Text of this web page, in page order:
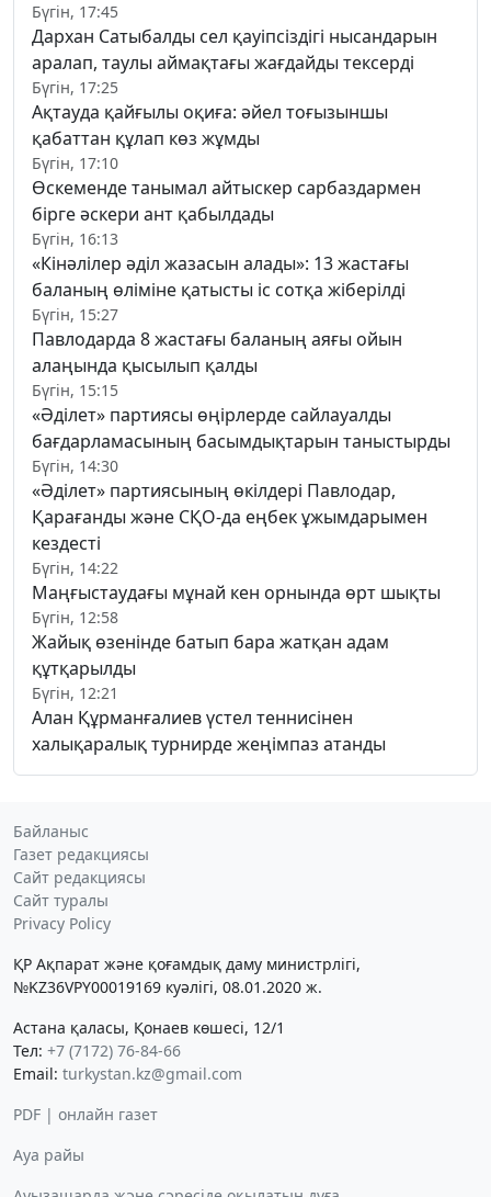
Бүгін, 17:45
Дархан Сатыбалды сел қауіпсіздігі нысандарын
аралап, таулы аймақтағы жағдайды тексерді
Бүгін, 17:25
Ақтауда қайғылы оқиға: әйел тоғызыншы
қабаттан құлап көз жұмды
Бүгін, 17:10
Өскеменде танымал айтыскер сарбаздармен
бірге әскери ант қабылдады
Бүгін, 16:13
«Кінәлілер әділ жазасын алады»: 13 жастағы
баланың өліміне қатысты іс сотқа жіберілді
Бүгін, 15:27
Павлодарда 8 жастағы баланың аяғы ойын
алаңында қысылып қалды
Бүгін, 15:15
«Әділет» партиясы өңірлерде сайлауалды
бағдарламасының басымдықтарын таныстырды
Бүгін, 14:30
«Әділет» партиясының өкілдері Павлодар,
Қарағанды және СҚО-да еңбек ұжымдарымен
кездесті
Бүгін, 14:22
Маңғыстаудағы мұнай кен орнында өрт шықты
Бүгін, 12:58
Жайық өзенінде батып бара жатқан адам
құтқарылды
Бүгін, 12:21
Алан Құрманғалиев үстел теннисінен
халықаралық турнирде жеңімпаз атанды
Байланыс
Газет редакциясы
Сайт редакциясы
Сайт туралы
Privacy Policy
ҚР Ақпарат және қоғамдық даму министрлігі,
№KZ36VPY00019169 куәлігі, 08.01.2020 ж.
Астана қаласы, Қонаев көшесі, 12/1
Тел: +7 (7172) 76-84-66
Email: turkystan.kz@gmail.com
PDF | онлайн газет
Ауа райы